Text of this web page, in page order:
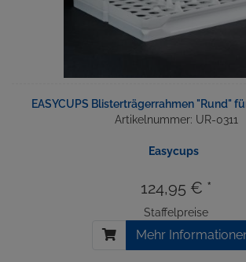
EASYCUPS Blisterträgerrahmen "Rund"
Artikelnummer: UR-0311
Easycups
124,95 € *
Staffelpreise
Mehr